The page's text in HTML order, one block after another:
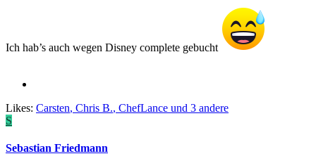
Ich hab’s auch wegen Disney complete gebucht
Likes: Carsten, Chris B., ChefLance und 3 andere
S
Sebastian Friedmann